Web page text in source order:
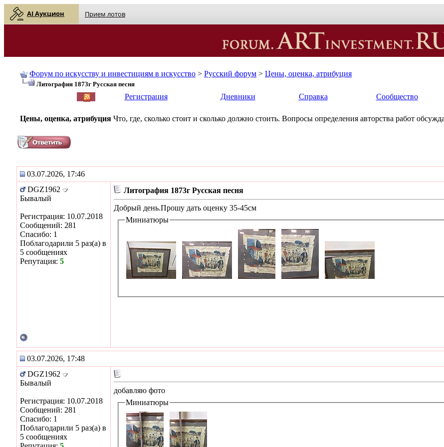
AI Аукцион Прием лотов
Форум по искусству и инвестициям в искусство > Русский форум > Цены, оценка, атрибуция
Литография 1873г Русская песня
Регистрация Дневники Справка Сообщество
Цены, оценка, атрибуция Что, где, сколько стоит и сколько должно стоить. Вопросы определения авторства работ
03.07.2026, 17:46
DGZ1962
Бывалый
Регистрация: 10.07.2018
Сообщений: 281
Спасибо: 1
Поблагодарили 5 раз(а) в
5 сообщениях
Репутация: 5
Литография 1873г Русская песня
Добрый день.Прошу дать оценку 35-45см
Миниатюры
03.07.2026, 17:48
DGZ1962
Бывалый
Регистрация: 10.07.2018
Сообщений: 281
Спасибо: 1
Поблагодарили 5 раз(а) в
5 сообщениях
добавляю фото
Миниатюры